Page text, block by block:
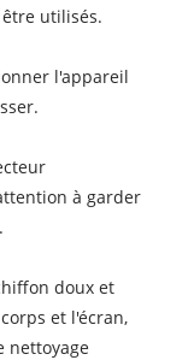
utilisés.
l'appareil
à garder
doux et
et l'écran,
nettoyage